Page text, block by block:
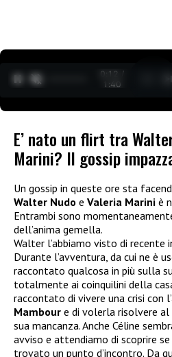
0:12 /
1:40
E’ nato un flirt tra
Marini? Il gossip
Un gossip in queste ore sta
Walter Nudo e Valeria Marini è
Entrambi sono
dell’anima gemella.
Walter l’abbiamo visto di recente
Durante l’avventura, da cui ne è
raccontato qualcosa in più sulla
totalmente ai coinquilini della
raccontato di vivere una crisi con
Mambour e di volerla risolvere
sua mancanza. Anche Céline
avviso e attendiamo di scoprire
trovato un punto d’incontro. Da